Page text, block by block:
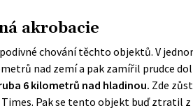
akrobacie
chování těchto objektů. V
nad zemí a pak zamířil prudce
6 kilometrů nad hladinou. Zde
Times. Pak se tento objekt buď ztratil